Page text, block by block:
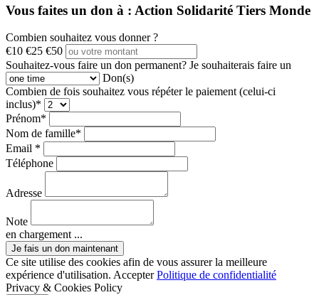
Vous faites un don à : Action Solidarité Tiers Monde
Combien souhaitez vous donner ?
€10 €25 €50
Souhaitez-vous faire un don permanent? Je souhaiterais faire un
Don(s)
Combien de fois souhaitez vous répéter le paiement (celui-ci
inclus)*
Prénom*
Nom de famille*
Email *
Téléphone
Adresse
Note
en chargement ...
Ce site utilise des cookies afin de vous assurer la meilleure
expérience d'utilisation. Accepter Politique de confidentialité
Privacy & Cookies Policy